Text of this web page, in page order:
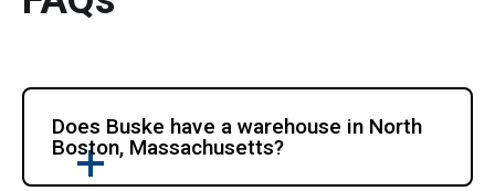
Does Buske have a warehouse in North
Boston, Massachusetts?